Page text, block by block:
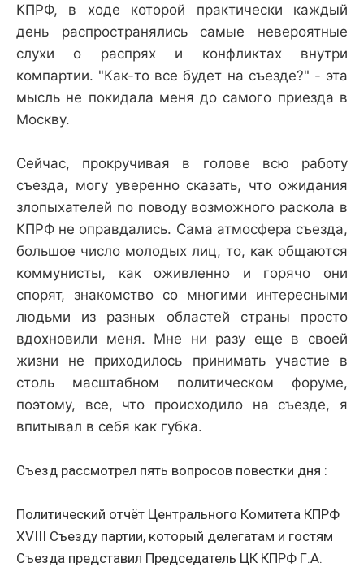
КПРФ, в ходе которой практически каждый
день распространялись самые невероятные
слухи о распрях и конфликтах внутри
компартии. "Как-то все будет на съезде?" - эта
мысль не покидала меня до самого приезда в
Москву.
Сейчас, прокручивая в голове всю работу
съезда, могу уверенно сказать, что ожидания
злопыхателей по поводу возможного раскола в
КПРФ не оправдались. Сама атмосфера съезда,
большое число молодых лиц, то, как общаются
коммунисты, как оживленно и горячо они
спорят, знакомство со многими интересными
людьми из разных областей страны просто
вдохновили меня. Мне ни разу еще в своей
жизни не приходилось принимать участие в
столь масштабном политическом форуме,
поэтому, все, что происходило на съезде, я
впитывал в себя как губка.
Съезд рассмотрел пять вопросов повестки дня :
Политический отчёт Центрального Комитета КПРФ
XVIII Съезду партии, который делегатам и гостям
Съезда представил Председатель ЦК КПРФ Г.А.